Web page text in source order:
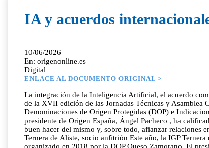
IA y acuerdos
10/06/2026
En: origenonline.es
Digital
ENLACE AL DOCUMENTO ORIGINAL >
La integración de la Inteligencia Artificial, el acuerdo
de la XVII edición de las Jornadas Técnicas y Asamblea
Denominaciones de Origen Protegidas (DOP) e
presidente de Origen España, Ángel Pacheco , ha
buen hacer del mismo y, sobre todo, afianzar relaciones
Ternera de Aliste, socio anfitrión Este año, la IGP
organizado en 2018 por la DOP Queso Zamorano. El